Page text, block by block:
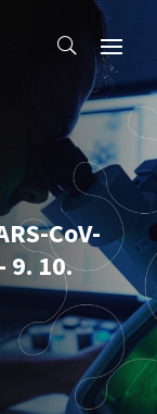
CoV-
9. 10.